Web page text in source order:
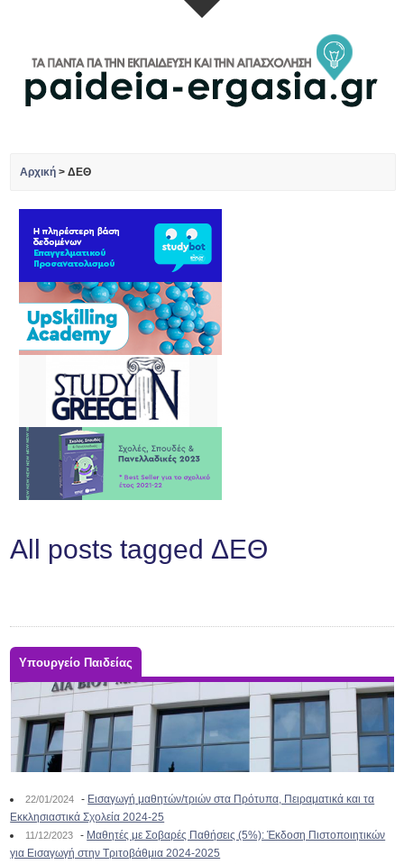
Αρχική >ΔΕΘ
All posts tagged ΔΕΘ
Υπουργείο Παιδείας
22/01/2024 - Εισαγωγή μαθητών/τριών στα Πρότυπα, Πειραματικά και τα
Εκκλησιαστικά Σχολεία 2024-25
11/12/2023 - Μαθητές με Σοβαρές Παθήσεις (5%): Έκδοση Πιστοποιητικών
για Εισαγωγή στην Τριτοβάθμια 2024-2025